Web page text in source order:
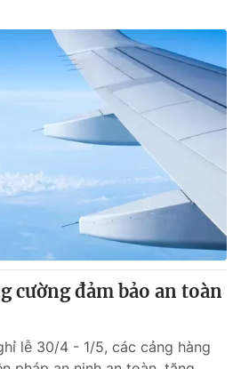
cường đảm bảo an toàn
lễ 30/4 - 1/5, các cảng hàng